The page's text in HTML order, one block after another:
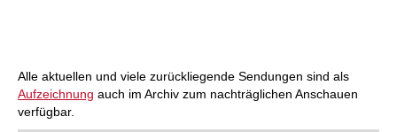
Alle aktuellen und viele zurückliegende Sendungen sind als
Aufzeichnung auch im Archiv zum nachträglichen Anschauen
verfügbar.